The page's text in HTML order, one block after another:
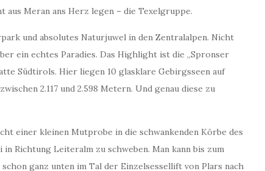
Meran ans Herz legen – die Texelgruppe.
und absolutes Naturjuwel in den Zentralalpen. Nicht
ein echtes Paradies. Das Highlight ist die „Spronser
Südtirols. Hier liegen 10 glasklare Gebirgsseen auf
2.117 und 2.598 Metern. Und genau diese zu
einer kleinen Mutprobe in die schwankenden Körbe des
Richtung Leiteralm zu schweben. Man kann bis zum
ganz unten im Tal der Einzelsessellift von Plars nach